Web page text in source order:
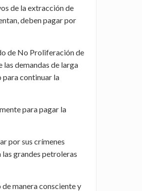
de la extracción de
deben pagar por
de No Proliferación de
las demandas de larga
para continuar la
para pagar la
por sus crímenes
grandes petroleras
manera consciente y